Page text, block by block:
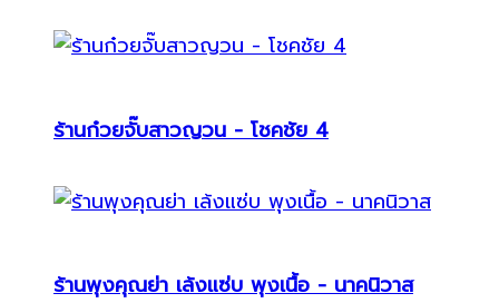
ร้านก๋วยจั๊บสาวญวน - โชคชัย 4
ร้านพุงคุณย่า เล้งแซ่บ พุงเนื้อ - นาคนิวาส